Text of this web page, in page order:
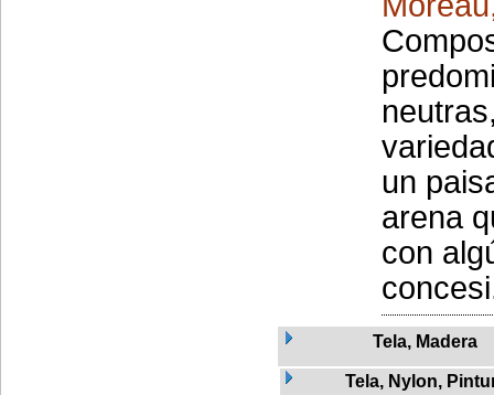
un
arena
con
Tela, Madera
Tela, Nylon,